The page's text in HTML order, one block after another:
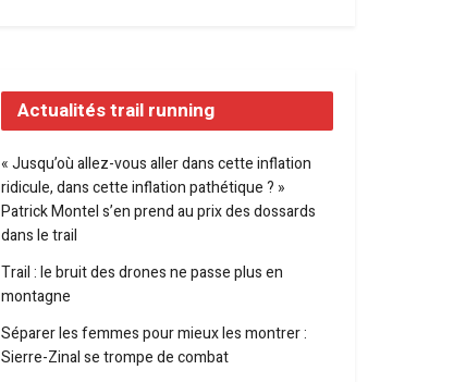
Actualités trail running
« Jusqu’où allez-vous aller dans cette inflation
ridicule, dans cette inflation pathétique ? »
Patrick Montel s’en prend au prix des dossards
dans le trail
Trail : le bruit des drones ne passe plus en
montagne
Séparer les femmes pour mieux les montrer :
Sierre-Zinal se trompe de combat